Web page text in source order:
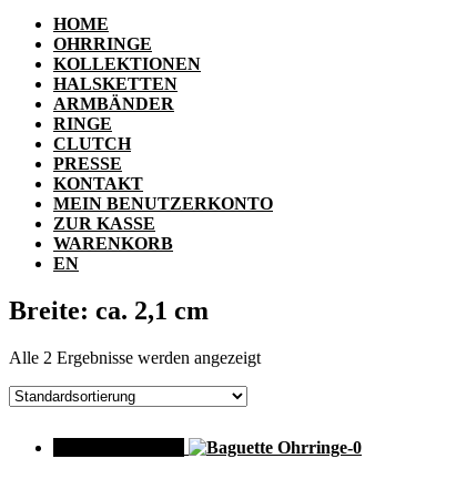
HOME
OHRRINGE
KOLLEKTIONEN
HALSKETTEN
ARMBÄNDER
RINGE
CLUTCH
PRESSE
KONTAKT
MEIN BENUTZERKONTO
ZUR KASSE
WARENKORB
EN
Breite: ca. 2,1 cm
Alle 2 Ergebnisse werden angezeigt